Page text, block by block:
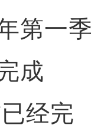
第一季
成
经完